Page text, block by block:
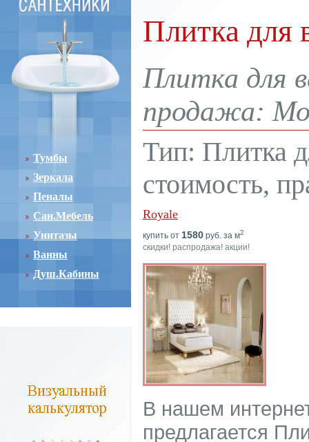
Тумбы
Зеркала
Пеналы
Сан.Мебель
Унитазы
Ванны
Душ.Кабины
Плитка для
Плитка для
продажа:
Тип: Плитка
стоимость,
Royale
купить от 1580 руб. за м2
скидки! распродажа! акции!
В нашем
предлагается